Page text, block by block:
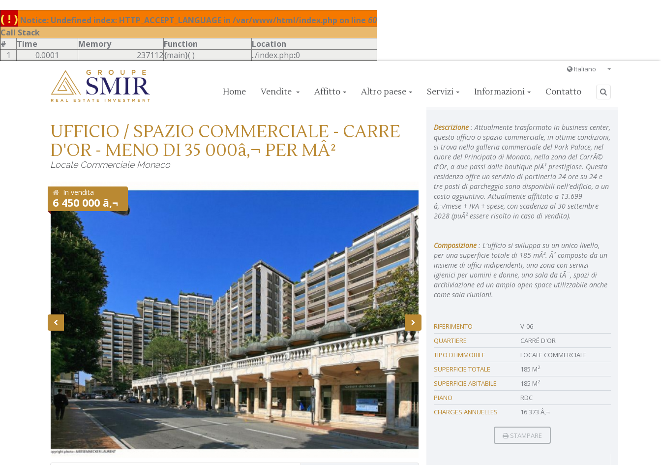
( ! ) Notice: Undefined index: HTTP_ACCEPT_LANGUAGE in /var/www/html/index.php on line 60
Call Stack
#
Time Memory Function
Location
1
0.0001 237112{main}( ) ../index.php:0
Italiano
Français
Italiano
Home Vendite Affitto Altro paese Servizi Informazioni Contatto
UFFICIO / SPAZIO COMMERCIALE - CARRE
D'OR - MENO DI 35 000â‚¬ PER MÂ²
Locale Commerciale Monaco
In vendita
6 450 000 â‚¬
Descrizione : Attualmente trasformato in business center,
questo ufficio o spazio commerciale, in ottime condizioni,
si trova nella galleria commerciale del Park Palace, nel
cuore del Principato di Monaco, nella zona del CarrÃ©
d'Or, a due passi dalle boutique piÃ¹ prestigiose. Questa
residenza offre un servizio di portineria 24 ore su 24 e
tre posti di parcheggio sono disponibili nell'edificio, a un
costo aggiuntivo. Attualmente affittato a 13.699
â‚¬/mese + IVA + spese, con scadenza al 30 settembre
2028 (puÃ² essere risolto in caso di vendita).
Composizione : L'ufficio si sviluppa su un unico livello,
per una superficie totale di 185 mÂ². Ãˆ composto da un
insieme di uffici indipendenti, una zona con servizi
igienici per uomini e donne, una sala da tÃ¨, spazi di
archiviazione ed un ampio open space utilizzabile anche
come sala riunioni.
RIFERIMENTO
V-06
QUARTIERE
CARRÉ D'OR
TIPO DI IMMOBILE
LOCALE COMMERCIALE
SUPERFICIE TOTALE
185 M2
SUPERFICIE ABITABILE 185 M2
PIANO
RDC
CHARGES ANNUELLES
16 373 Â‚¬
STAMPARE